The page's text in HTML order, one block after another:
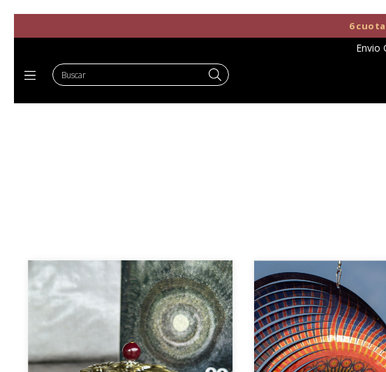
6
Envio